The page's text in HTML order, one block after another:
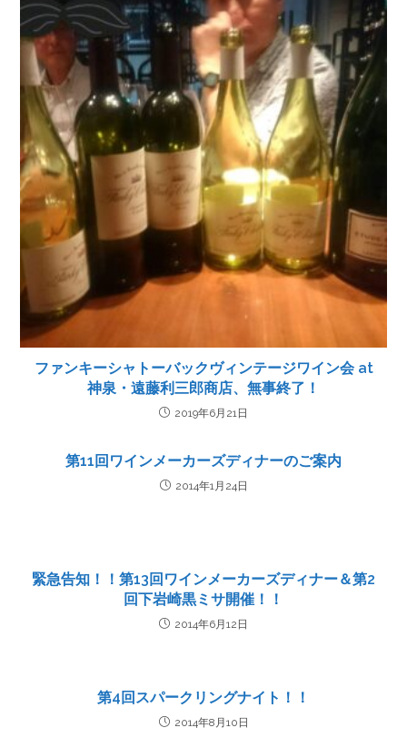
ファンキーシャトーバックヴィンテージワイン会 at
神泉・遠藤利三郎商店、無事終了！
2019年6月21日
第11回ワインメーカーズディナーのご案内
2014年1月24日
緊急告知！！第13回ワインメーカーズディナー＆第2
回下岩崎黒ミサ開催！！
2014年6月12日
第4回スパークリングナイト！！
2014年8月10日